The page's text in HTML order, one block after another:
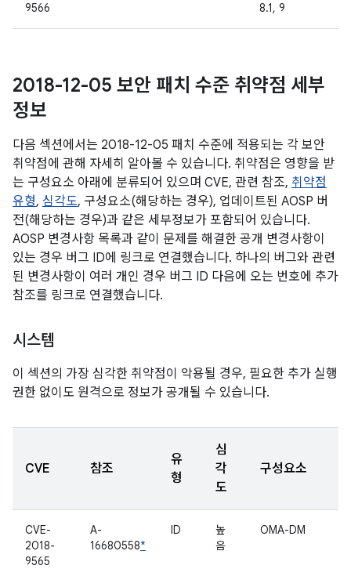
9566
8.1, 9
2018-12-05 보안 패치 수준 취약점 세부
정보
다음 섹션에서는 2018-12-05 패치 수준에 적용되는 각 보안
취약점에 관해 자세히 알아볼 수 있습니다. 취약점은 영향을 받
는 구성요소 아래에 분류되어 있으며 CVE, 관련 참조, 취약점
유형, 심각도, 구성요소(해당하는 경우), 업데이트된 AOSP 버
전(해당하는 경우)과 같은 세부정보가 포함되어 있습니다.
AOSP 변경사항 목록과 같이 문제를 해결한 공개 변경사항이
있는 경우 버그 ID에 링크로 연결했습니다. 하나의 버그와 관련
된 변경사항이 여러 개인 경우 버그 ID 다음에 오는 번호에 추가
참조를 링크로 연결했습니다.
시스템
이 섹션의 가장 심각한 취약점이 악용될 경우, 필요한 추가 실행
권한 없이도 원격으로 정보가 공개될 수 있습니다.
CVE 참조
유
형
심
각
도
구성요소
CVE-
2018-
9565
A-
16680558*
ID
높
음
OMA-DM